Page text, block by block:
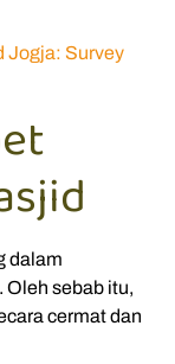
Jogja: Survey
dalam
Oleh sebab itu,
cermat dan